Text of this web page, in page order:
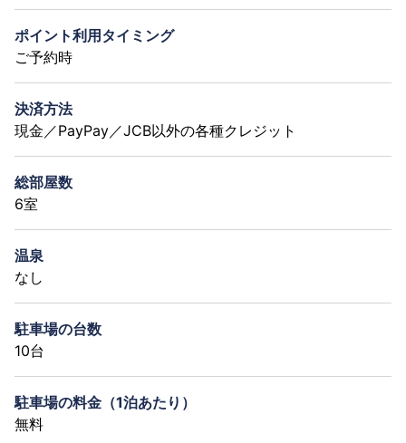
ポイント利用タイミング
ご予約時
決済方法
現金／PayPay／JCB以外の各種クレジット
総部屋数
6室
温泉
なし
駐車場の台数
10台
駐車場の料金（1泊あたり）
無料